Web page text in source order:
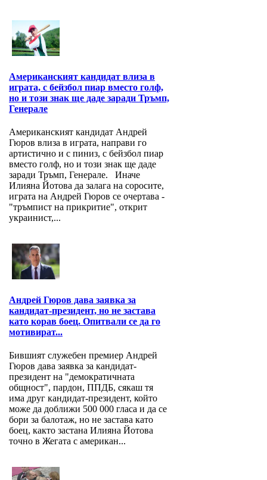
Американският кандидат влиза в
играта, с бейзбол пиар вместо голф,
но и този знак ще даде заради Тръмп,
Генерале
Американският кандидат Андрей
Гюров влиза в играта, направи го
артистично и с пиниз, с бейзбол пиар
вместо голф, но и този знак ще даде
заради Тръмп, Генерале. Иначе
Илияна Йотова да залага на соросите,
играта на Андрей Гюров се очертава -
"тръмпист на прикритие", открит
украинист,...
Андрей Гюров дава заявка за
кандидат-президент, но не застава
като корав боец. Опитвали се да го
мотивират...
Бившият служебен премиер Андрей
Гюров дава заявка за кандидат-
президент на "демократичната
общност", пардон, ППДБ, сякаш тя
има друг кандидат-президент, който
може да доближи 500 000 гласа и да се
бори за балотаж, но не застава като
боец, както застана Илияна Йотова
точно в Жегата с американ...